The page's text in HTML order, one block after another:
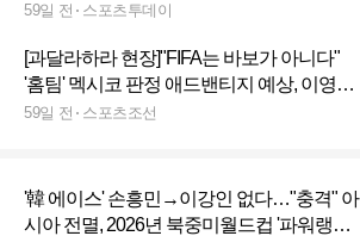
59일 전 스포츠투데이
[과달라하라 현장]"FIFA는 바보가 아니다"
'홈팀' 멕시코 판정 애드밴티지 예상, 이영표
"홍명보호 현실적 목표는 조 2위"
59일 전 스포츠조선
'韓 에이스' 손흥민→이강인 없다…"충격" 아
시아 전멸, 2026년 북중미월드컵 '파워랭킹'